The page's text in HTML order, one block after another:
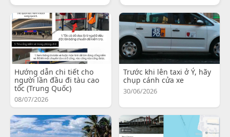
Hướng dẫn chi tiết cho
người lần đầu đi tàu cao
tốc (Trung Quốc)
08/07/2026
Trước khi lên taxi ở Ý, hãy
chụp cánh cửa xe
30/06/2026